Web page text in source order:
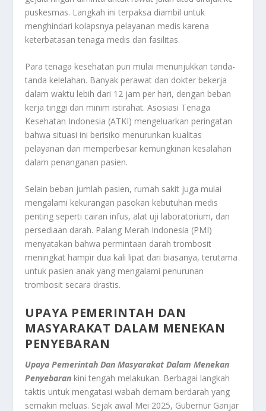
puskesmas. Langkah ini terpaksa diambil untuk
menghindari kolapsnya pelayanan medis karena
keterbatasan tenaga medis dan fasilitas.
Para tenaga kesehatan pun mulai menunjukkan tanda-
tanda kelelahan. Banyak perawat dan dokter bekerja
dalam waktu lebih dari 12 jam per hari, dengan beban
kerja tinggi dan minim istirahat. Asosiasi Tenaga
Kesehatan Indonesia (ATKI) mengeluarkan peringatan
bahwa situasi ini berisiko menurunkan kualitas
pelayanan dan memperbesar kemungkinan kesalahan
dalam penanganan pasien.
Selain beban jumlah pasien, rumah sakit juga mulai
mengalami kekurangan pasokan kebutuhan medis
penting seperti cairan infus, alat uji laboratorium, dan
persediaan darah. Palang Merah Indonesia (PMI)
menyatakan bahwa permintaan darah trombosit
meningkat hampir dua kali lipat dari biasanya, terutama
untuk pasien anak yang mengalami penurunan
trombosit secara drastis.
UPAYA PEMERINTAH DAN
MASYARAKAT DALAM MENEKAN
PENYEBARAN
Upaya Pemerintah Dan Masyarakat Dalam Menekan
Penyebaran kini tengah melakukan. Berbagai langkah
taktis untuk mengatasi wabah demam berdarah yang
semakin meluas. Sejak awal Mei 2025, Gubernur Ganjar